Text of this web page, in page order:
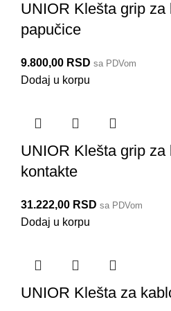
UNIOR Klešta grip za
papučice
9.800,00 RSD sa PDVom
Dodaj u korpu
UNIOR Klešta grip za
kontakte
31.222,00 RSD sa PDVom
Dodaj u korpu
UNIOR Klešta za